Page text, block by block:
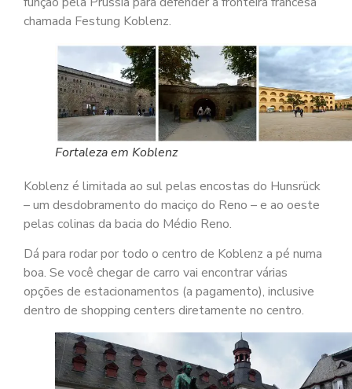
chamada Festung Koblenz.
Fortaleza em Koblenz
Koblenz é limitada ao sul pelas encostas do Hunsrück
– um desdobramento do maciço do Reno – e ao oeste
pelas colinas da bacia do Médio Reno.
Dá para rodar por todo o centro de Koblenz a pé numa
boa. Se você chegar de carro vai encontrar várias
opções de estacionamentos (a pagamento), inclusive
dentro de shopping centers diretamente no centro.